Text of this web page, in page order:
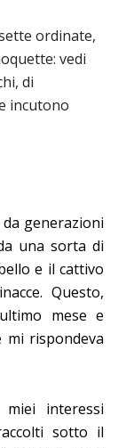
ordinate,
vedi
di
incutono
generazioni
una sorta di
e il cattivo
Questo,
mese e
mi rispondeva
interessi
sotto il